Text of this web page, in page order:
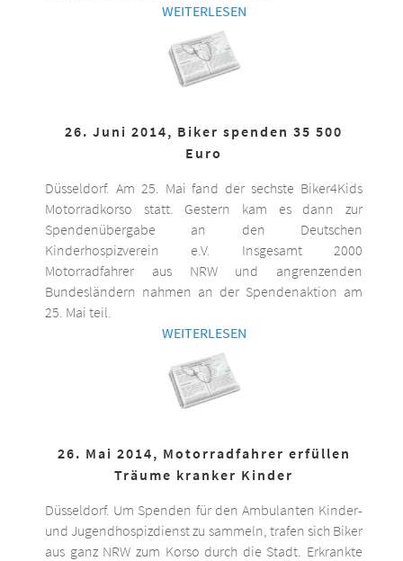
WEITERLESEN
26. Juni 2014, Biker spenden 35 500
Euro
Düsseldorf. Am 25. Mai fand der sechste Biker4Kids
Motorradkorso statt. Gestern kam es dann zur
Spendenübergabe an den Deutschen
Kinderhospizverein e.V. Insgesamt 2000
Motorradfahrer aus NRW und angrenzenden
Bundesländern nahmen an der Spendenaktion am
25. Mai teil.
WEITERLESEN
26. Mai 2014, Motorradfahrer erfüllen
Träume kranker Kinder
Düsseldorf. Um Spenden für den Ambulanten Kinder-
und Jugendhospizdienst zu sammeln, trafen sich Biker
aus ganz NRW zum Korso durch die Stadt. Erkrankte